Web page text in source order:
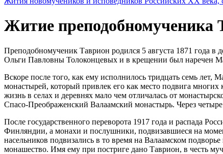
Житие преподобномученика
Преподобномученик Таврион родился 5 августа 1871 года в
Ольги Павловны Толоконцевых и в крещении был наречен
Вскоре после того, как ему исполнилось тридцать семь
монастырей, который привлек его как место подвига
жизнь в селах и деревнях мало чем отличалась от
Спасо-Преображенский Валаамский монастырь. Через
После государственного переворота 1917 года и распада
Финляндии, а монахи и послушники, подвизавшиеся на
насельников подвизались в то время на Валаамском
монашество. Имя ему при постриге дано Таврион, в честь